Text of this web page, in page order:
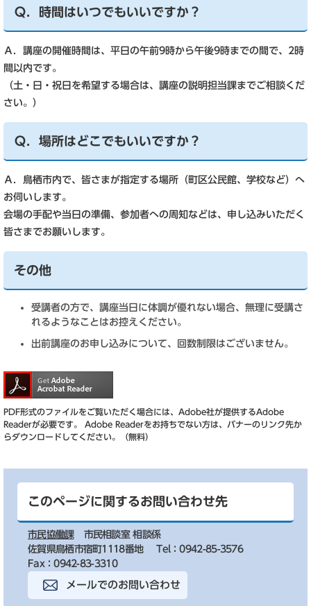
Ｑ．時間はいつでもいいですか？
Ａ．講座の開催時間は、平日の午前9時から午後9時までの間で、2時
間以内です。
（土・日・祝日を希望する場合は、講座の説明担当課までご相談くだ
さい。）
Ｑ．場所はどこでもいいですか？
Ａ．鳥栖市内で、皆さまが指定する場所（町区公民館、学校など）へ
お伺いします。
会場の手配や当日の準備、参加者への周知などは、申し込みいただく
皆さまでお願いします。
その他
受講者の方で、講座当日に体調が優れない場合、無理に受講さ
れるようなことはお控えください。
出前講座のお申し込みについて、回数制限はございません。
PDF形式のファイルをご覧いただく場合には、Adobe社が提供するAdobe
Readerが必要です。
Adobe Readerをお持ちでない方は、バナーのリンク先か
らダウンロードしてください。（無料）
このページに関するお問い合わせ先
市民協働課
市民相談室 相談係
佐賀県鳥栖市宿町1118番地
Tel：0942-85-3576
Fax：0942-83-3310
メールでのお問い合わせ